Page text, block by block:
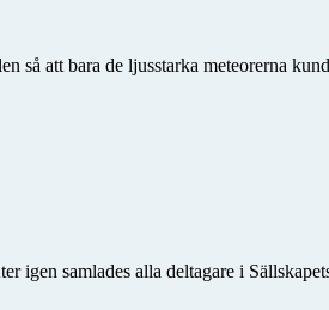
att bara de ljusstarka meteorerna
samlades alla deltagare i